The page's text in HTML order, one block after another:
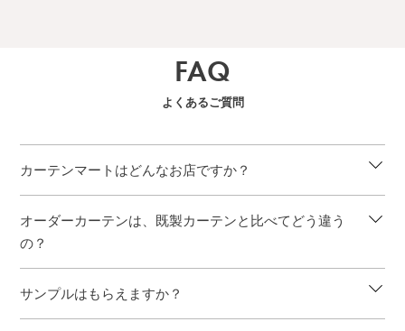
FAQ
よくあるご質問
カーテンマートはどんなお店ですか？
オーダーカーテンは、既製カーテンと比べてどう違う
の？
サンプルはもらえますか？